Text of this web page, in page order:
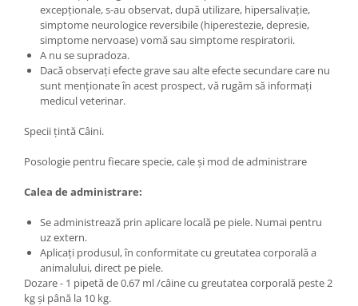
excepționale, s-au observat, după utilizare, hipersalivație,
simptome neurologice reversibile (hiperestezie, depresie,
simptome nervoase) vomă sau simptome respiratorii.
A nu se supradoza.
Dacă observați efecte grave sau alte efecte secundare care nu
sunt menționate în acest prospect, vă rugăm să informați
medicul veterinar.
Specii țintă Câini.
Posologie pentru fiecare specie, cale și mod de administrare
Calea de administrare:
Se administrează prin aplicare locală pe piele. Numai pentru
uz extern.
Aplicați produsul, în conformitate cu greutatea corporală a
animalului, direct pe piele.
Dozare - 1 pipetă de 0.67 ml /câine cu greutatea corporală peste 2
kg și până la 10 kg.